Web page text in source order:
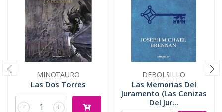
MINOTAURO
Las Dos Torres
+
-
DEBOLSILLO
Las Memorias Del
Juramento (Las Cenizas
Del Jur...